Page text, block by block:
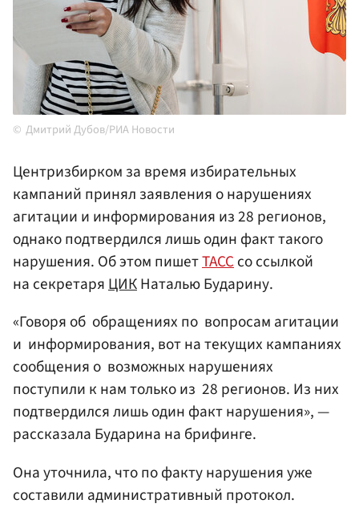
Дмитрий Дубов/РИА Новости
Центризбирком за время избирательных
кампаний принял заявления о нарушениях
агитации и информирования из 28 регионов,
однако подтвердился лишь один факт такого
нарушения. Об этом пишетТАССсо ссылкой
на секретаряЦИКНаталью Бударину.
«Говоря об обращениях по вопросам агитации
и информирования, вот на текущих кампаниях
сообщения о возможных нарушениях
поступили к нам только из 28 регионов. Из них
подтвердился лишь один факт нарушения», —
рассказала Бударина на брифинге.
Она уточнила, что по факту нарушения уже
составили административный протокол.